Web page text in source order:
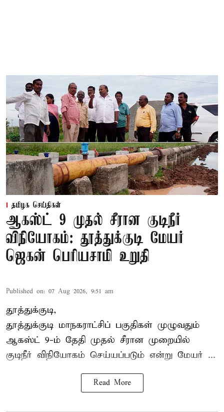
தமிழக செய்திகள்
ஆகஸ்ட் 9 முதல் சீரான குடிநீர்
விநியோகம்: தூத்துக்குடி மேயர்
ஜெகன் பெரியசாமி உறுதி
Published on: 07 Aug 2026, 9:51 am
தூத்துக்குடி,
தூத்துக்குடி மாநகராட்சிப் பகுதிகள் முழுவதும்
ஆகஸ்ட் 9-ம் தேதி முதல் சீரான முறையில்
குடிநீர் விநியோகம் செய்யப்படும் என்று மேயர் ...
Read More